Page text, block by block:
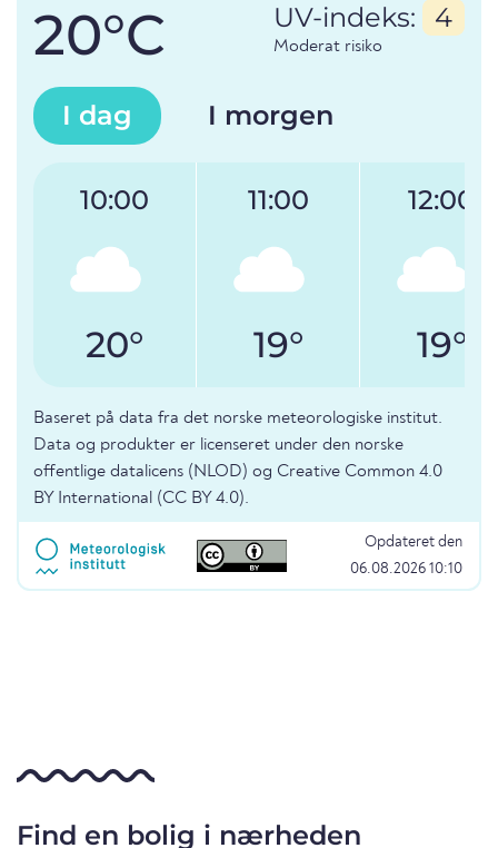
20°C UV-indeks: 4
Moderat risiko
I dag I morgen
10:00
20°
11:00
19°
12:00
19°
Baseret på data fra det norske meteorologiske institut.
Data og produkter er licenseret under den norske
offentlige datalicens (NLOD) og Creative Common 4.0
BY International (CC BY 4.0).
Opdateret den
06.08.2026 10:10
Find en bolig i nærheden